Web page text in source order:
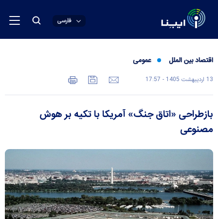
فارسی
اقتصاد بین الملل عمومی
13 ارديبهشت 1405 - 17:57
بازطراحی «اتاق جنگ» آمریکا با تکیه بر هوش
مصنوعی